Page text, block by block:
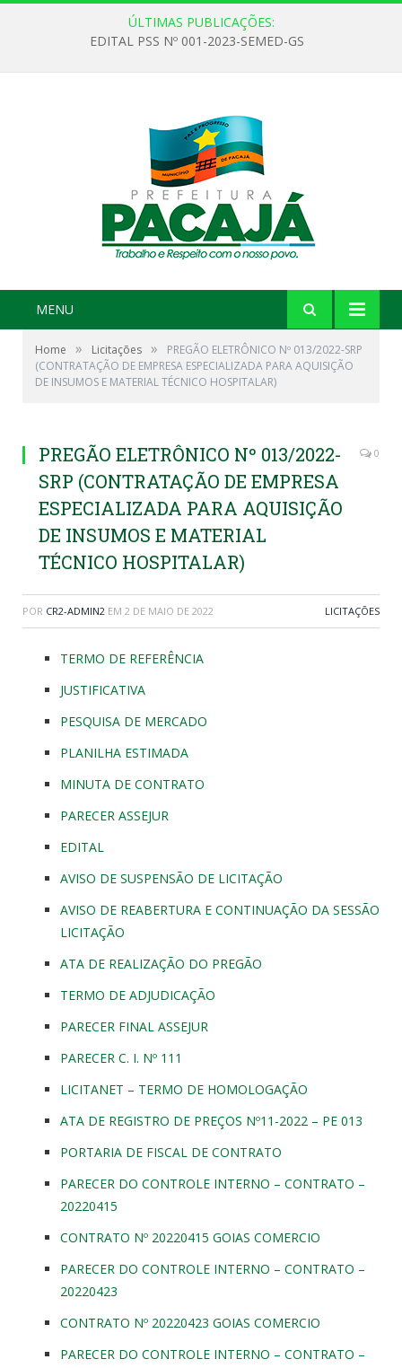
ÚLTIMAS PUBLICAÇÕES:
EDITAL PSS Nº 001-2023-SEMED-GS
MENU
Home » Licitações »
PREGÃO ELETRÔNICO Nº 013/2022-SRP
(CONTRATAÇÃO DE EMPRESA ESPECIALIZADA PARA AQUISIÇÃO
DE INSUMOS E MATERIAL TÉCNICO HOSPITALAR)
PREGÃO ELETRÔNICO Nº 013/2022-
SRP (CONTRATAÇÃO DE EMPRESA
ESPECIALIZADA PARA AQUISIÇÃO
DE INSUMOS E MATERIAL
TÉCNICO HOSPITALAR)
0
POR CR2-ADMIN2 EM 2 DE MAIO DE 2022 LICITAÇÕES
TERMO DE REFERÊNCIA
JUSTIFICATIVA
PESQUISA DE MERCADO
PLANILHA ESTIMADA
MINUTA DE CONTRATO
PARECER ASSEJUR
EDITAL
AVISO DE SUSPENSÃO DE LICITAÇÃO
AVISO DE REABERTURA E CONTINUAÇÃO DA SESSÃO
LICITAÇÃO
ATA DE REALIZAÇÃO DO PREGÃO
TERMO DE ADJUDICAÇÃO
PARECER FINAL ASSEJUR
PARECER C. I. Nº 111
LICITANET – TERMO DE HOMOLOGAÇÃO
ATA DE REGISTRO DE PREÇOS Nº11-2022 – PE 013
PORTARIA DE FISCAL DE CONTRATO
PARECER DO CONTROLE INTERNO – CONTRATO –
20220415
CONTRATO Nº 20220415 GOIAS COMERCIO
PARECER DO CONTROLE INTERNO – CONTRATO –
20220423
CONTRATO Nº 20220423 GOIAS COMERCIO
PARECER DO CONTROLE INTERNO – CONTRATO –